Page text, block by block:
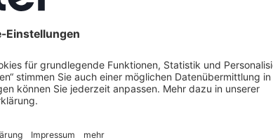
(bis 10 kWp, Teileinspeisung, gültig bis 31. Juli
garantierte Vergütung — bevor eine mögliche
feste Einspeisevergütung für Neuanlagen unter
ist der eigentliche Rendite-Hebel: